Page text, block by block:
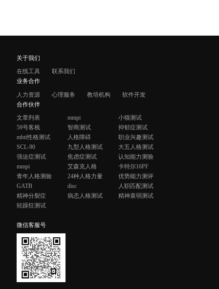
关于我们
在线工具
联系我们
业务合作
人力资源
心理服务 教培机构
软件开发
合作伙伴
文章列表
mmpi
小猫测试
59号客栈
智商测试
抑郁症测试
mbti性格测试
人格障碍
职业兴趣测试
SCL-90
九型人格测试
大五人格测试
强迫症测试
焦虑症测试
认知能力测验
mmpi
艾森克人格
卡特尔16PF
青年人格测验
24种人格力量
优势能力测评
GATB
disc
人职匹配测试
精神分裂症
病态人格测试
精神衰弱测试
轻躁狂测试
微信客服号